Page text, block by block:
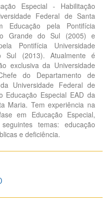
Especial - Habilitação
Federal de Santa
Educação pela Pontifícia
Grande do Sul (2005) e
Pontifícia Universidade
(2013). Atualmente é
exclusiva da Universidade
do Departamento de
Universidade Federal de
Educação Especial EAD da
Maria. Tem experiência na
em Educação Especial,
temas: educação
e deficiência.